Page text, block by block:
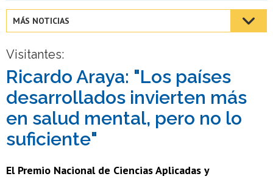
Estudiantes
Funcionarias/os
Egresadas/os
MÁS NOTICIAS
Visitantes:
Ricardo Araya: "Los países
desarrollados invierten más
en salud mental, pero no lo
suficiente"
El Premio Nacional de Ciencias Aplicadas y